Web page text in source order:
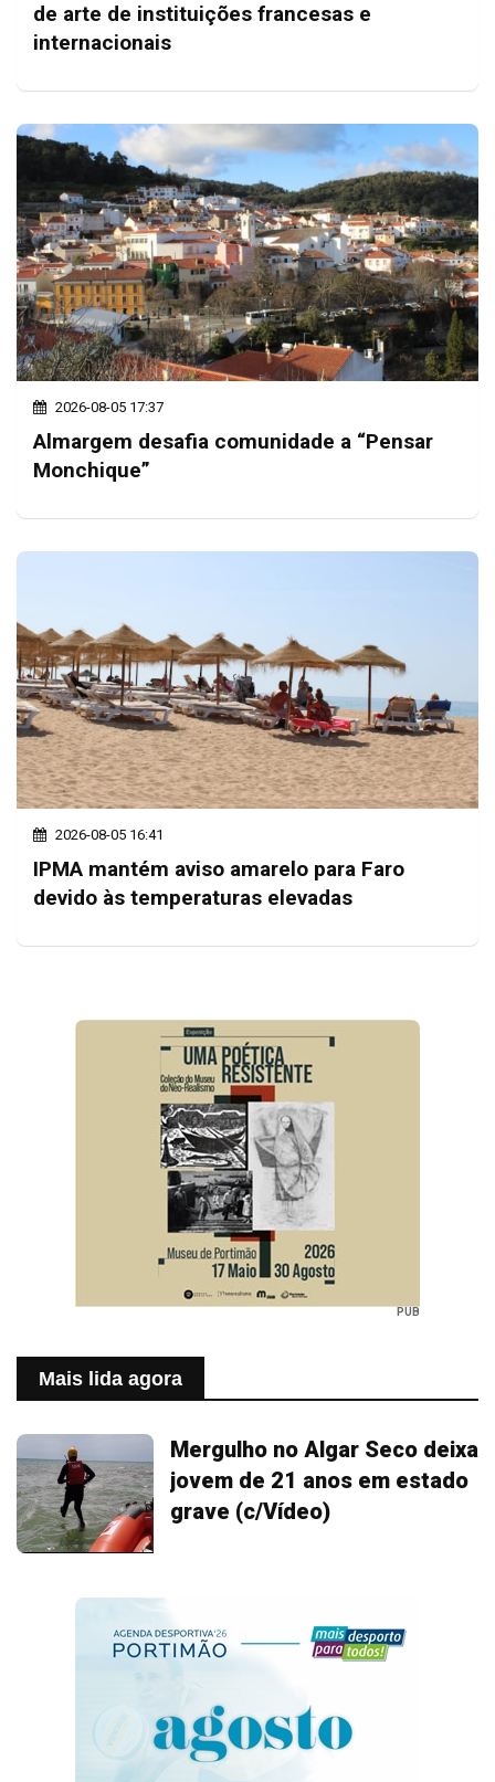
de arte de instituições francesas e
internacionais
2026-08-05 17:37
Almargem desafia comunidade a “Pensar
Monchique”
2026-08-05 16:41
IPMA mantém aviso amarelo para Faro
devido às temperaturas elevadas
PUB
Mais lida agora
Mergulho no Algar Seco deixa
jovem de 21 anos em estado
grave (c/Vídeo)